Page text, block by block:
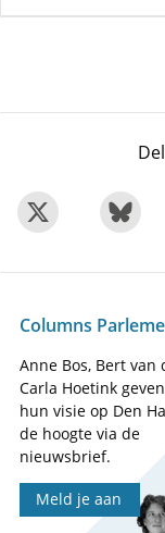
Columns
Anne Bos, Bert van
Carla Hoetink
hun visie op Den
de hoogte via de
nieuwsbrief.
Meld je aan